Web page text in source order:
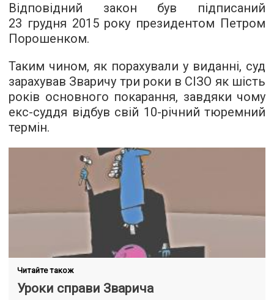
Відповідний закон був підписаний
23 грудня 2015 року президентом Петром
Порошенком.
Таким чином, як порахували у виданні, суд
зарахував Зваричу три роки в СІЗО як шість
років основного покарання, завдяки чому
екс-суддя відбув свій 10-річний тюремний
термін.
Читайте також
Уроки справи Зварича